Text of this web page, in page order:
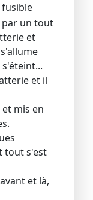
par un tout
et
et il
mis en
tout s'est
et là,